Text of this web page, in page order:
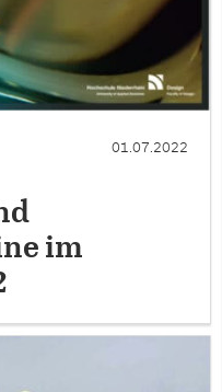
01.07.2022
im